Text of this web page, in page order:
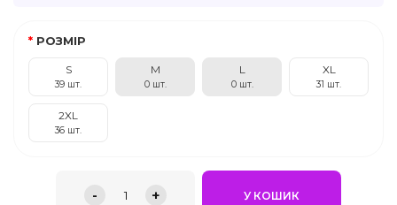
РОЗМІР
S
39 шт.
M
0 шт.
L
0 шт.
XL
31 шт.
2XL
36 шт.
- 1 + У КОШИК